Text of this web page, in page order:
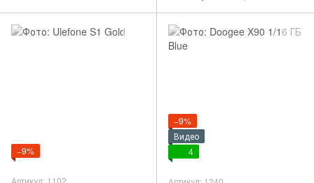
−9%
Артикул: 1102
−9%
Видео
4